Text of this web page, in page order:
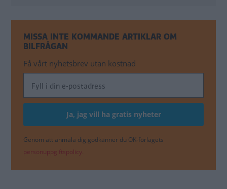
MISSA INTE KOMMANDE ARTIKLAR OM
BILFRÅGAN
Få vårt nyhetsbrev utan kostnad
Genom att anmäla dig godkänner du OK-förlagets
personuppgiftspolicy.